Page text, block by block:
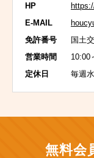
HP
E-MAIL
免許番号
国土
営業時間
10:00
定休日
毎週
無料会